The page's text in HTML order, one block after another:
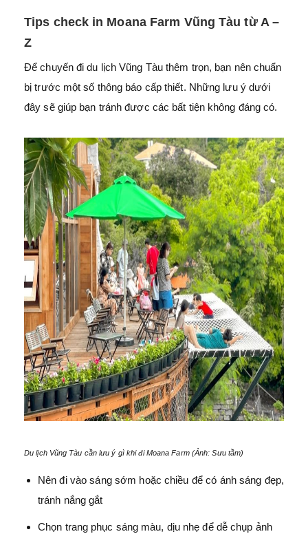
Tips check in Moana Farm Vũng Tàu từ A –
Z
Để chuyến đi du lịch Vũng Tàu thêm trọn, bạn nên chuẩn
bị trước một số thông báo cấp thiết. Những lưu ý dưới
đây sẽ giúp bạn tránh được các bất tiện không đáng có.
Du lịch Vũng Tàu cần lưu ý gì khi đi Moana Farm (Ảnh: Sưu tầm)
Nên đi vào sáng sớm hoặc chiều để có ánh sáng đẹp,
tránh nắng gắt
Chọn trang phục sáng màu, dịu nhẹ để dễ chụp ảnh